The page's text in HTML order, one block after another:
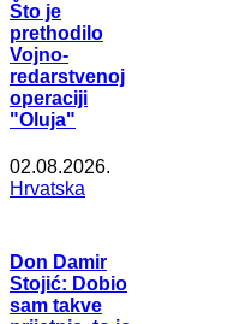
Što je
prethodilo
Vojno-
redarstvenoj
operaciji
"Oluja"
02.08.2026.
Hrvatska
Don Damir
Stojić: Dobio
sam takve